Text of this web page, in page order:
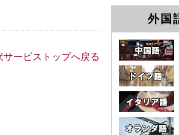
サービストップへ戻る
外国